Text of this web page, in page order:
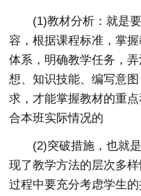
(1)教材分析：就是
容，根据课程标准，掌
体系，明确教学任务，
想、知识技能、编写意
求，才能掌握教材的重
合本班实际情况的
(2)突破措施，也就
现了教学方法的层次多
过程中要充分考虑学生